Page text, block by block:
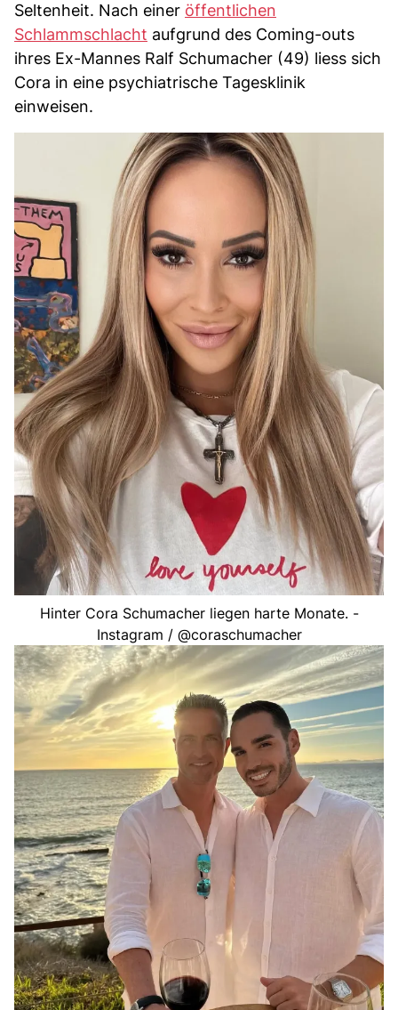
Seltenheit. Nach einer öffentlichen
Schlammschlacht aufgrund des Coming-outs
ihres Ex-Mannes Ralf Schumacher (49) liess sich
Cora in eine psychiatrische Tagesklinik
einweisen.
Hinter Cora Schumacher liegen harte Monate. -
Instagram / @coraschumacher